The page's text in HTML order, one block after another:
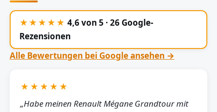
★★★★★ 4,6 von 5 · 26 Google-
Rezensionen
Alle Bewertungen bei Google ansehen →
★★★★★
„Habe meinen Renault Mégane Grandtour mit